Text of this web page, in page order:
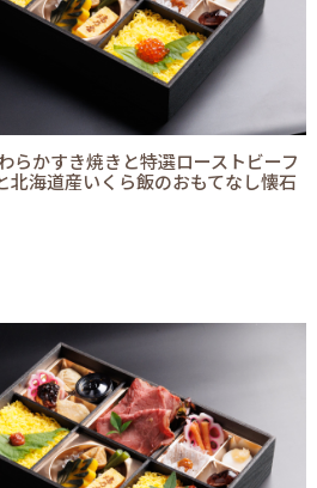
らかすき焼きと特選ローストビーフ
北海道産いくら飯のおもてなし懐石